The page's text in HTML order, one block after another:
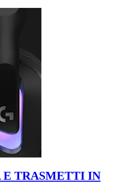
E TRASMETTI IN